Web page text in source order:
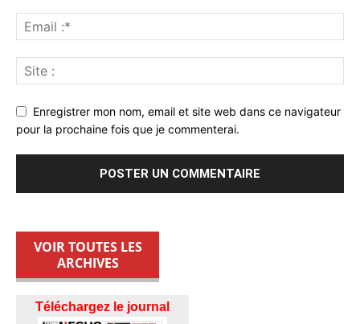
Enregistrer mon nom, email et site web dans ce navigateur
pour la prochaine fois que je commenterai.
VOIR TOUTES LES
ARCHIVES